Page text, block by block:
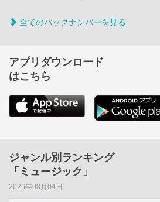
全てのバックナンバーを見る
アプリダウンロード
はこちら
ジャンル別ランキング
「ミュージック」
2026年08月04日